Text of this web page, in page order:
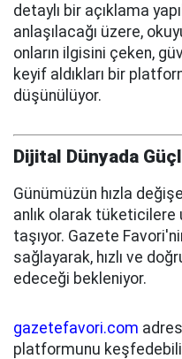
detaylı bir açıklama
anlaşılacağı üzere,
onların ilgisini çeken,
keyif aldıkları bir
düşünülüyor.
Dijital Dünyada
Günümüzün hızla
anlık olarak tüketicilere
taşıyor. Gazete
sağlayarak, hızlı ve
edeceği bekleniyor.
gazetefavori.com
platformunu